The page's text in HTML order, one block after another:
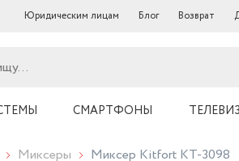
Юридическим лицам Блог Возврат
СМАРТФОНЫ
Миксеры Миксер Kitfort КТ-3098